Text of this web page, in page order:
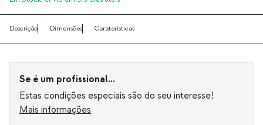
Descrição Dimensões Caraterísticas
Se é um profissional...
Estas condições especiais são do seu interesse!
Mais informações